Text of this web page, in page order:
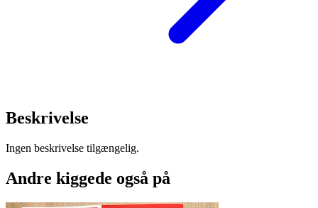
Beskrivelse
Ingen beskrivelse tilgængelig.
Andre kiggede også på